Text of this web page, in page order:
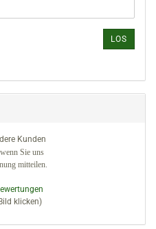
LOS
Kunden
Sie uns
mitteilen.
klicken)